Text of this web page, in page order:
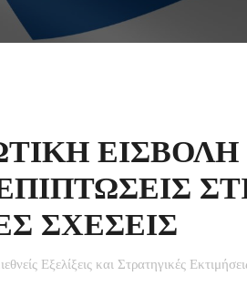
ΣΧΕΣΕΙΣ
Εξελίξεις και Στρατηγικές